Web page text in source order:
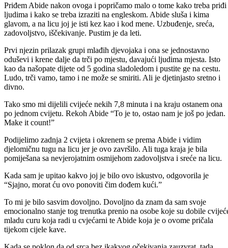
Priđem Abide nakon ovoga i popričamo malo o tome kako treba priđi
ljudima i kako se treba izraziti na engleskom. Abide sluša i kima
glavom, a na licu joj je isti kez kao i kod mene. Uzbuđenje, sreća,
zadovoljstvo, iščekivanje. Pustim je da leti.
Prvi njezin prilazak grupi mlađih djevojaka i ona se jednostavno
oduševi i krene dalje da trči po mjestu, davajući ljudima mjesta. Isto
kao da našopate dijete od 5 godina sladoledom i pustite ge na cestu.
Ludo, trči vamo, tamo i ne može se smiriti. Ali je djetinjasto sretno i
divno.
Tako smo mi dijelili cvijeće nekih 7,8 minuta i na kraju ostanem ona
po jednom cvijetu. Rekoh Abide “To je to, ostao nam je još po jedan.
Make it count!”
Podijelimo zadnja 2 cvijeta i okrenem se prema Abide i vidim
djelomičnu tugu na licu jer je ovo završilo. Ali tuga kraja je bila
pomiješana sa nevjerojatnim osmijehom zadovoljstva i sreće na licu.
Kada sam je upitao kakvo joj je bilo ovo iskustvo, odgovorila je
“Sjajno, morat ću ovo ponoviti čim dođem kući.”
To mi je bilo sasvim dovoljno. Dovoljno da znam da sam svoje
emocionalno stanje tog trenutka prenio na osobe koje su dobile
mladu curu koja radi u cvjećarni te Abide koja je o ovome pričala
tijekom cijele kave.